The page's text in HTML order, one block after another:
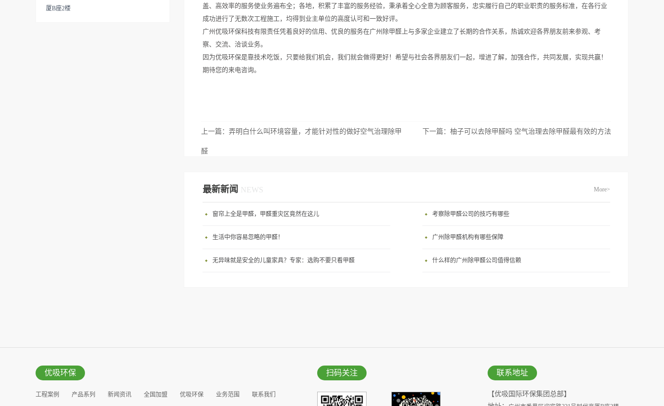
厦B座2楼
盖、高效率的服务使业务遍布全；各地，积累了丰富的服务经验，秉承着全心全意为顾客服务，忠实履行自己的职业职责的服务标准，在各行业
成功进行了无数次工程施工，均得到业主单位的高度认可和一致好评。
广州优吸环保科技有限责任凭着良好的信用、优良的服务在广州除甲醛上与多家企业建立了长期的合作关系，热诚欢迎各界朋友前来参观、考
察、交流、洽谈业务。
因为优吸环保是靠技术吃饭，只要给我们机会，我们就会做得更好！希望与社会各界朋友们一起，增进了解，加强合作，共同发展，实现共赢！
期待您的来电咨询。
上一篇： 弄明白什么叫环境容量，才能针对性的做好空气治理除甲
醛
下一篇： 柚子可以去除甲醛吗 空气治理去除甲醛最有效的方法
最新新闻 NEWS More>
窗帘上全是甲醛，甲醛重灾区竟然在这儿 考察除甲醛公司的技巧有哪些
生活中你容易忽略的甲醛！ 广州除甲醛机构有哪些保障
无异味就是安全的儿童家具？专家：选购不要只看甲醛 什么样的广州除甲醛公司值得信赖
优吸环保
工程案例 产品系列 新闻资讯 全国加盟 优吸环保 业务范围
联系我们
扫码关注 联系地址
【优吸国际环保集团总部】